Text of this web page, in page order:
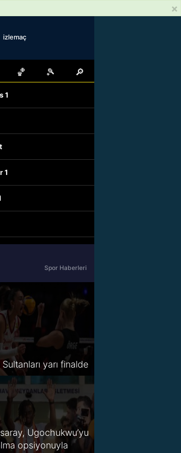
×
izlemaç
🏀 🎾 🔎
1
1
Spor Haberleri
yarı finalde
Ugochukwu’yu
opsiyonuyla